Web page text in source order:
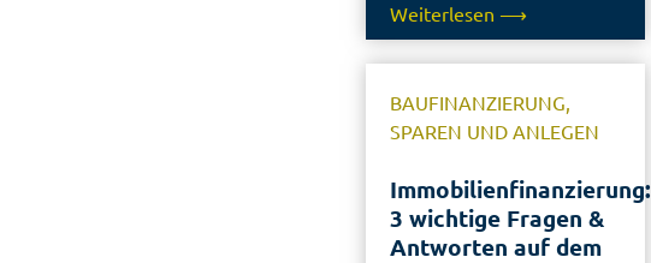
Weiterlesen ⟶
BAUFINANZIERUNG,
SPAREN UND ANLEGEN
Immobilienfinanzierung:
3 wichtige Fragen &
Antworten auf dem